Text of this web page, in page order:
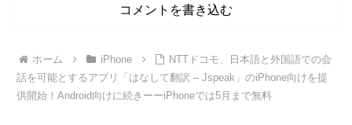
コメントを書き込む
ホーム iPhone
NTTドコモ、日本語と外国語での会
話を可能とするアプリ「はなして翻訳 – Jspeak」のiPhone向けを提
供開始！Android向けに続きーーiPhoneでは5月まで無料